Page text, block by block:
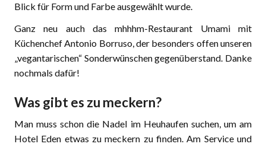
Blick für Form und Farbe ausgewählt wurde.
Ganz neu auch das mhhhm-Restaurant Umami mit
Küchenchef Antonio Borruso, der besonders offen unseren
„vegantarischen“ Sonderwünschen gegenüberstand. Danke
nochmals dafür!
Was gibt es zu meckern?
Man muss schon die Nadel im Heuhaufen suchen, um am
Hotel Eden etwas zu meckern zu finden. Am Service und